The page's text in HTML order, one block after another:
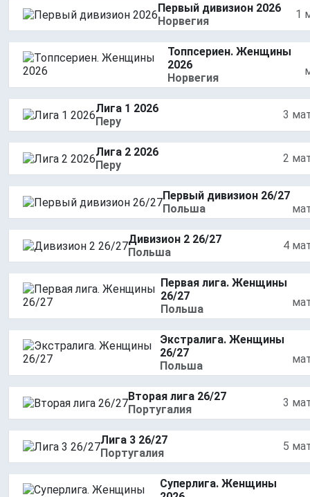
Первый дивизион 2026
Норвегия
1
Топпсериен. Женщины
2026
Норвегия
Лига 1 2026
Перу
3
Лига 2 2026
Перу
2
Первый дивизион 26/27
Польша
Дивизион 2 26/27
Польша
4
Первая лига. Женщины
26/27
Польша
Экстралига. Женщины
26/27
Польша
Вторая лига 26/27
Португалия
3
Лига 3 26/27
Португалия
5
Суперлига. Женщины